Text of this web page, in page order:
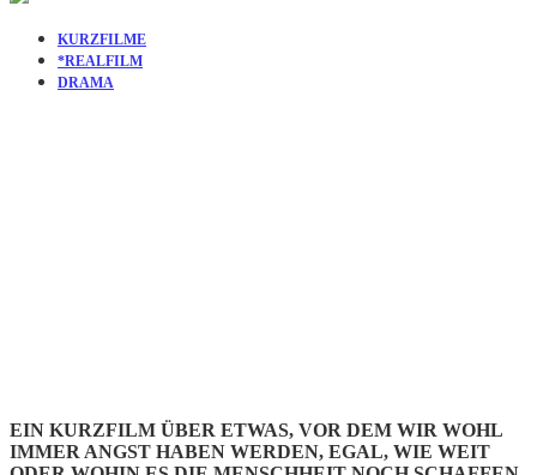
KURZFILME
*REALFILM
DRAMA
EIN KURZFILM ÜBER ETWAS, VOR DEM WIR WOHL
IMMER ANGST HABEN WERDEN, EGAL, WIE WEIT